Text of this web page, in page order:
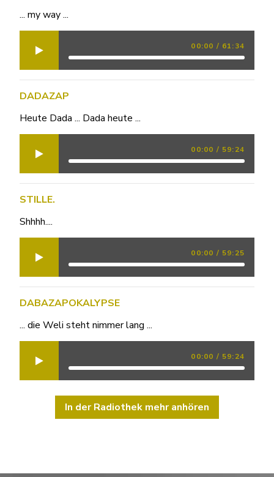
... my way ...
00:00 / 61:34
DADAZAP
Heute Dada ... Dada heute ...
00:00 / 59:24
STILLE.
Shhhh....
00:00 / 59:25
DABAZAPOKALYPSE
... die Weli steht nimmer lang ...
00:00 / 59:24
In der Radiothek mehr anhören